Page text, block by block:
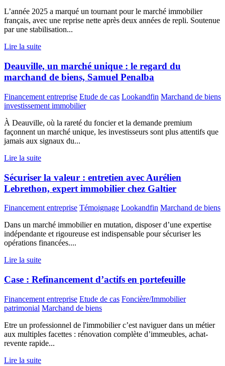
L’année 2025 a marqué un tournant pour le marché immobilier
français, avec une reprise nette après deux années de repli. Soutenue
par une stabilisation...
Lire la suite
Deauville, un marché unique : le regard du
marchand de biens, Samuel Penalba
Financement entreprise Etude de cas Lookandfin Marchand de biens
investissement immobilier
À Deauville, où la rareté du foncier et la demande premium
façonnent un marché unique, les investisseurs sont plus attentifs que
jamais aux signaux du...
Lire la suite
Sécuriser la valeur : entretien avec Aurélien
Lebrethon, expert immobilier chez Galtier
Financement entreprise Témoignage Lookandfin Marchand de biens
Dans un marché immobilier en mutation, disposer d’une expertise
indépendante et rigoureuse est indispensable pour sécuriser les
opérations financées....
Lire la suite
Case : Refinancement d’actifs en portefeuille
Financement entreprise Etude de cas Foncière/Immobilier
patrimonial Marchand de biens
Etre un professionnel de l'immobilier c’est naviguer dans un métier
aux multiples facettes : rénovation complète d’immeubles, achat-
revente rapide...
Lire la suite